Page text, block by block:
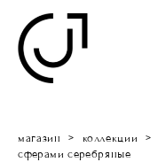
магазин > коллекции >
сферами серебряные